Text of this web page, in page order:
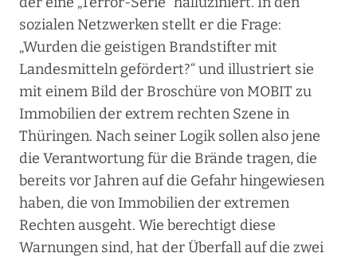
sozialen Netzwerken stellt er die Frage:
„Wurden die geistigen Brandstifter mit
Landesmitteln gefördert?“ und illustriert sie
mit einem Bild der Broschüre von MOBIT zu
Immobilien der extrem rechten Szene in
Thüringen. Nach seiner Logik sollen also jene
die Verantwortung für die Brände tragen, die
bereits vor Jahren auf die Gefahr hingewiesen
haben, die von Immobilien der extremen
Rechten ausgeht. Wie berechtigt diese
Warnungen sind, hat der Überfall auf die zwei